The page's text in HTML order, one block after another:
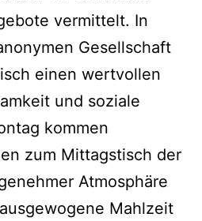
vermittelt. In
Gesellschaft
einen wertvollen
und soziale
kommen
zum Mittagstisch der
Atmosphäre
Mahlzeit